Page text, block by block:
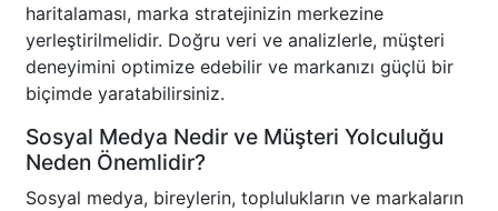
haritalaması, marka stratejinizin merkezine
yerleştirilmelidir. Doğru veri ve analizlerle, müşteri
deneyimini optimize edebilir ve markanızı güçlü bir
biçimde yaratabilirsiniz.
Sosyal Medya Nedir ve Müşteri Yolculuğu
Neden Önemlidir?
Sosyal medya, bireylerin, toplulukların ve markaların